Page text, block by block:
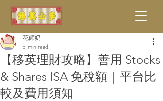
【移英理財攻略】善用 Stocks
& Shares ISA 免稅額｜平台比
較及費用須知
花師奶
5 min read